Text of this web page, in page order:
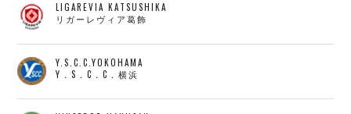
LIGAREVIA KATSUSHIKA
リガーレヴィア葛飾
Y.S.C.C.YOKOHAMA
Y．S．C．C．横浜